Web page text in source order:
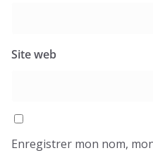
Site web
Enregistrer mon nom,